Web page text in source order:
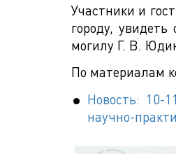
Участники и
городу,
могилу Г. В.
По материалам
Новость: 10-
научно-